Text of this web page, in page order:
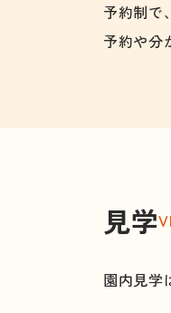
予約制で、
予約や分
見学
園内見学